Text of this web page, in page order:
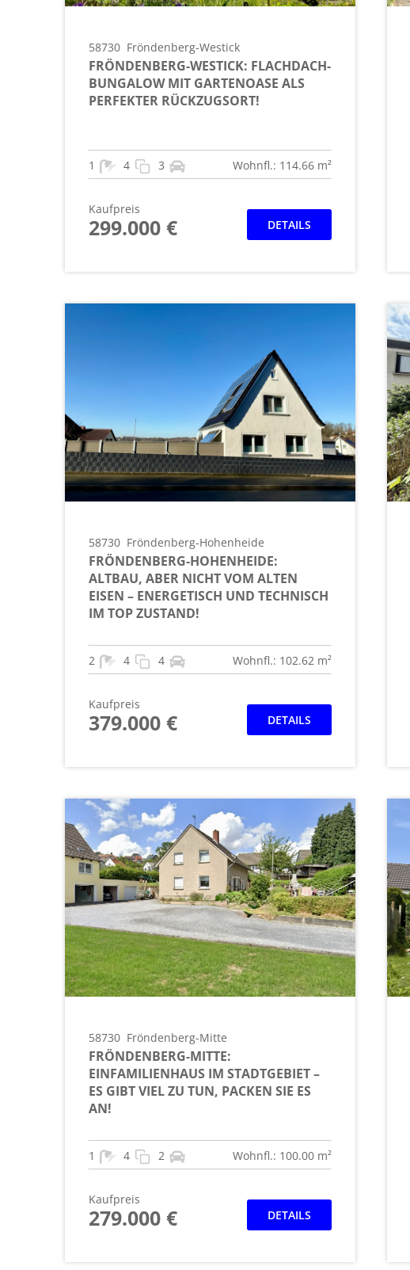
58730 Fröndenberg-Westick
FRÖNDENBERG-WESTICK: FLACHDACH-
BUNGALOW MIT GARTENOASE ALS
PERFEKTER RÜCKZUGSORT!
1 4 3 Wohnfl.: 114.66 m²
Kaufpreis
299.000 € DETAILS
58730 Fröndenberg-Hohenheide
FRÖNDENBERG-HOHENHEIDE:
ALTBAU, ABER NICHT VOM ALTEN
EISEN – ENERGETISCH UND TECHNISCH
IM TOP ZUSTAND!
2 4 4 Wohnfl.: 102.62 m²
Kaufpreis
379.000 € DETAILS
58730 Fröndenberg-Mitte
FRÖNDENBERG-MITTE:
EINFAMILIENHAUS IM STADTGEBIET –
ES GIBT VIEL ZU TUN, PACKEN SIE ES
AN!
1 4 2 Wohnfl.: 100.00 m²
Kaufpreis
279.000 € DETAILS